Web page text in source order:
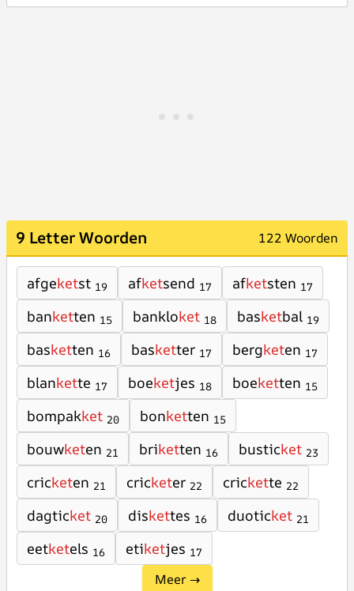
9 Letter Woorden 122 Woorden
afgeketst 19 afketsend 17 afketsten 17
banketten 15 bankloket 18 basketbal 19
basketten 16 basketter 17 bergketen 17
blankette 17 boeketjes 18 boeketten 15
bompakket 20 bonketten 15
bouwketen 21 briketten 16 busticket 23
cricketen 21 cricketer 22 crickette 22
dagticket 20 diskettes 16 duoticket 21
eetketels 16 etiketjes 17
Meer →